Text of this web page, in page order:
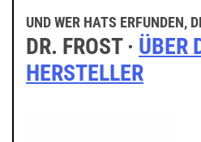
UND WER HATS ERFUNDEN,
DR. FROST · ÜBER
HERSTELLER